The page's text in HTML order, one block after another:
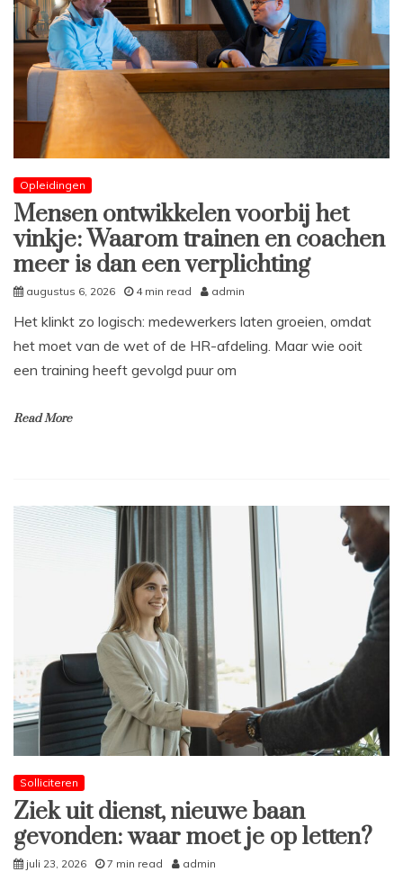
Opleidingen
Mensen ontwikkelen voorbij het
vinkje: Waarom trainen en coachen
meer is dan een verplichting
augustus 6, 2026 4 min read admin
Het klinkt zo logisch: medewerkers laten groeien, omdat
het moet van de wet of de HR-afdeling. Maar wie ooit
een training heeft gevolgd puur om
Read More
Solliciteren
Ziek uit dienst, nieuwe baan
gevonden: waar moet je op letten?
juli 23, 2026 7 min read admin